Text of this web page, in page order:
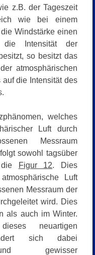
z.B. der Tageszeit
wie bei einem
Windstärke einen
Intensität der
so besitzt das
atmosphärischen
auf die Intensität des
welches
Luft durch
Messraum
sowohl tagsüber
Figur 12. Dies
Luft
Messraum der
wird. Dies
als auch im Winter.
neuartigen
sich dabei
gewisser